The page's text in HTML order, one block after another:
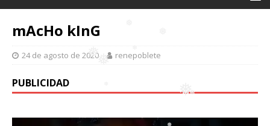
❅ ❅
❅
❅
mAcHo kInG
24 de agosto de 2020 renepoblete
PUBLICIDAD